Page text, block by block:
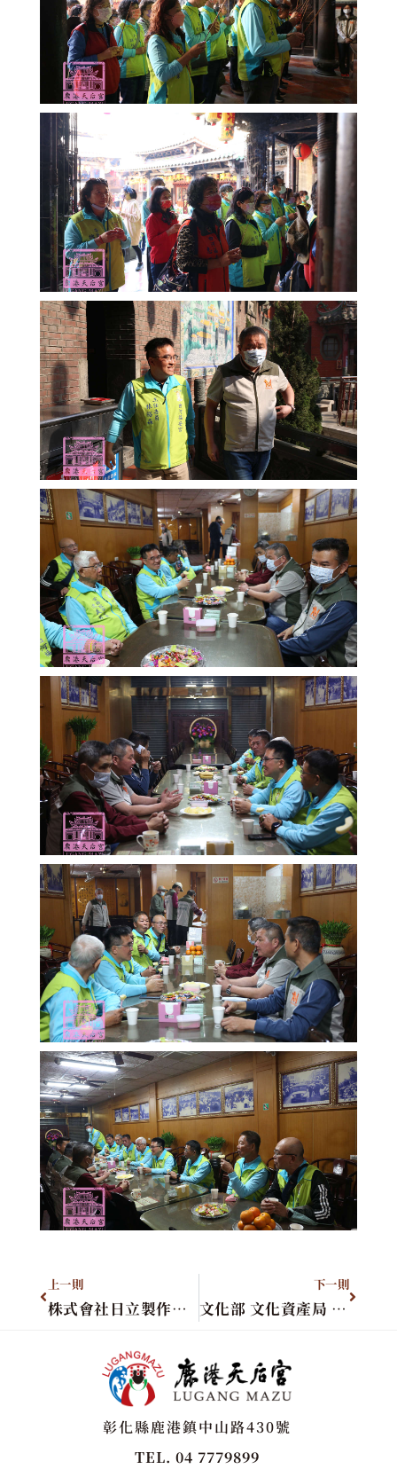
上一則
株式會社日立製作所 蒞臨參香
下一則
文化部 文化資產局 陳局長濟民先生暨全體貴賓蒞臨
彰化縣鹿港鎮中山路430號
TEL. 04 7779899